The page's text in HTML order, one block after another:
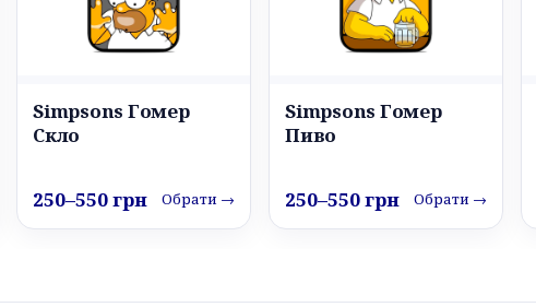
Simpsons Гомер
Скло
250–550 грн Обрати →
Simpsons Гомер
Пиво
250–550 грн Обрати →